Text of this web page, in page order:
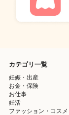
カテゴリ一覧
妊娠・出産
お金・保険
お仕事
妊活
ファッション・コスメ